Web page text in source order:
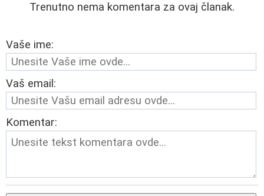
Trenutno nema komentara za ovaj članak.
Vaše ime:
Vaš email:
Komentar: